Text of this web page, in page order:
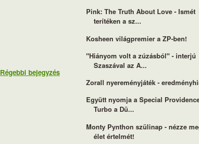
Régebbi bejegyzés
Pink: The Truth About Love - Ismét
terítéken a sz...
Kosheen világpremier a ZP-ben!
"Hiányom volt a zúzásból" - interjú
Szaszával az A...
Zorall nyereményjáték -
Együtt nyomja a Special
Turbo a Dü...
Monty Pynthon szülinap - nézze
élet értelmét!